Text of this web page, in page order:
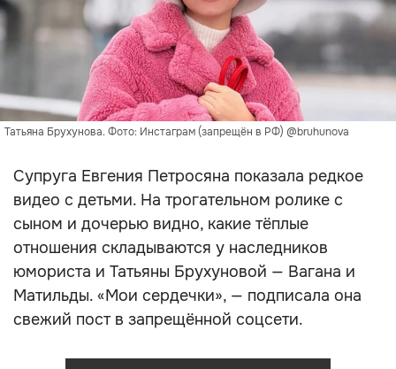
Татьяна Брухунова. Фото: Инстаграм (запрещён в РФ) @bruhunova
Супруга Евгения Петросяна показала редкое
видео с детьми. На трогательном ролике с
сыном и дочерью видно, какие тёплые
отношения складываются у наследников
юмориста и Татьяны Брухуновой — Вагана и
Матильды. «Мои сердечки», — подписала она
свежий пост в запрещённой соцсети.